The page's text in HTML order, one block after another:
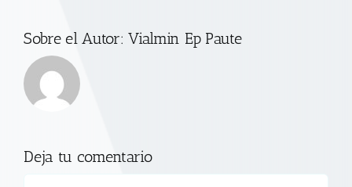
Sobre el Autor:Vialmin Ep Paute
Deja tu comentario